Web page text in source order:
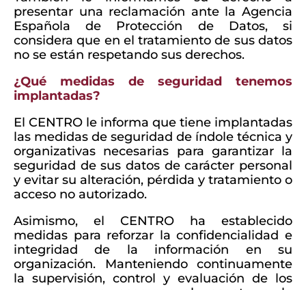
presentar una reclamación ante la Agencia
Española de Protección de Datos, si
considera que en el tratamiento de sus datos
no se están respetando sus derechos.
¿Qué medidas de seguridad tenemos
implantadas?
El CENTRO le informa que tiene implantadas
las medidas de seguridad de índole técnica y
organizativas necesarias para garantizar la
seguridad de sus datos de carácter personal
y evitar su alteración, pérdida y tratamiento o
acceso no autorizado.
Asimismo, el CENTRO ha establecido
medidas para reforzar la confidencialidad e
integridad de la información en su
organización. Manteniendo continuamente
la supervisión, control y evaluación de los